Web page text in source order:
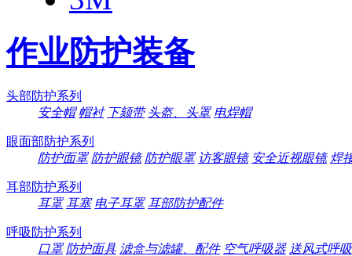
作业防护装备
头部防护系列
安全帽 帽衬 下颏带 头盔、头罩 电焊帽
眼面部防护系列
防护面罩 防护眼镜 防护眼罩 访客眼镜 安全近视眼镜 焊
耳部防护系列
耳罩 耳塞 电子耳罩 耳部防护配件
呼吸防护系列
口罩 防护面具 滤盒与滤罐、配件 空气呼吸器 送风式呼